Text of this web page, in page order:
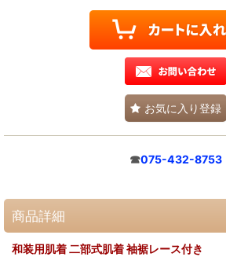
お気に入り登録
☎075-432-8753
商品詳細
和装用肌着 二部式肌着 袖裾レース付き